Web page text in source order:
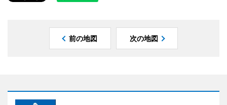
前の地図 次の地図